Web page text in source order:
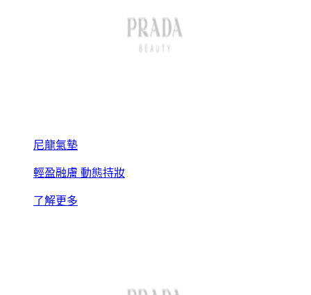
尼龍氣墊
輕盈融膚 動態持妝
了解更多